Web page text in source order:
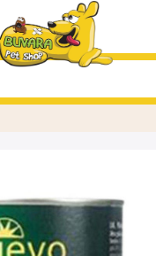
psi Jagnjetina i